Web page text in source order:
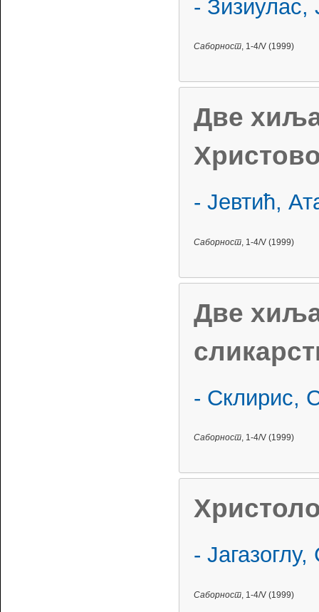
- Зизиулас,
Саборност , 1-4/V (1999)
Две
- Јевтић,
Саборност , 1-4/V (1999)
Две
- Склирис,
Саборност , 1-4/V (1999)
-
Саборност , 1-4/V (1999)